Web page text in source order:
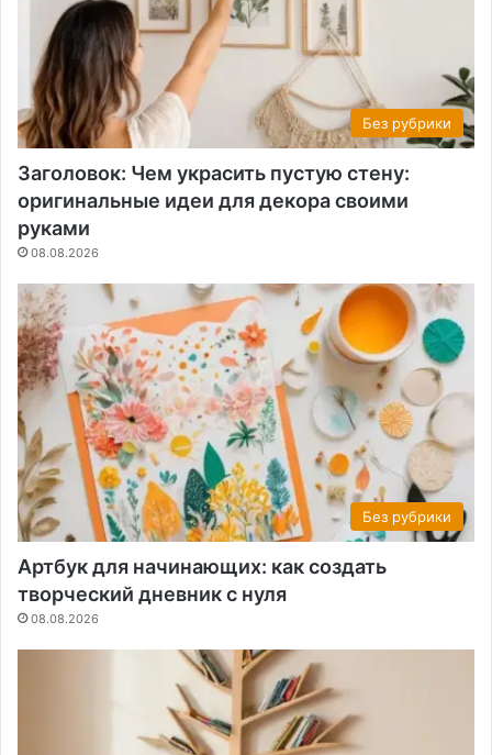
Без рубрики
Заголовок: Чем украсить пустую стену:
оригинальные идеи для декора своими
руками
08.08.2026
Без рубрики
Артбук для начинающих: как создать
творческий дневник с нуля
08.08.2026